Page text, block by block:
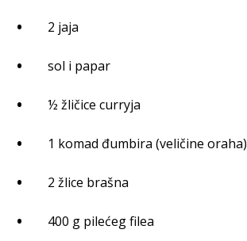
2 jaja
sol i papar
½ žličice curryja
1 komad đumbira (veličine oraha)
2 žlice brašna
400 g pilećeg filea